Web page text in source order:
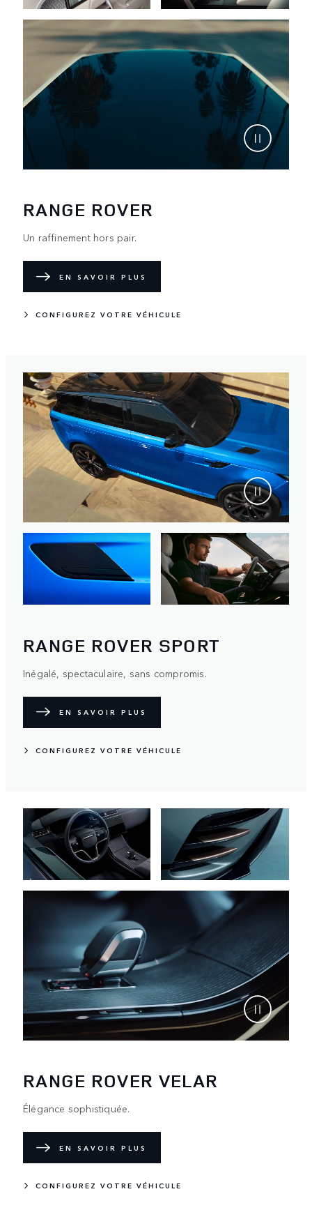
RANGE ROVER
Un raffinement hors pair.
EN SAVOIR PLUS
CONFIGUREZ VOTRE VÉHICULE
RANGE ROVER SPORT
Inégalé, spectaculaire, sans compromis.
EN SAVOIR PLUS
CONFIGUREZ VOTRE VÉHICULE
RANGE ROVER VELAR
Élégance sophistiquée.
EN SAVOIR PLUS
CONFIGUREZ VOTRE VÉHICULE